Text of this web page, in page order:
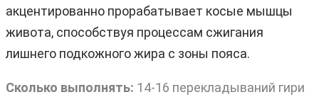
акцентированно прорабатывает косые мышцы
живота, способствуя процессам сжигания
лишнего подкожного жира с зоны пояса.
Сколько выполнять: 14-16 перекладываний гири